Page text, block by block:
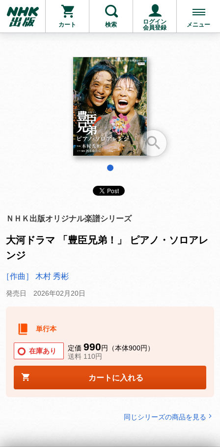
カート 検索
ログイン
会員登録
メニュー
お支払いに進む
他にも商品を買う
ＮＨＫ出版オリジナル楽譜シリーズ
大河ドラマ 「豊臣兄弟！」 ピアノ・ソロアレ
ンジ
［作曲］ 木村 秀彬
発売日 2026年02月20日
単行本
在庫あり 定価 990円（本体900円）
送料 110円
カートに入れる
同じシリーズの商品を見る